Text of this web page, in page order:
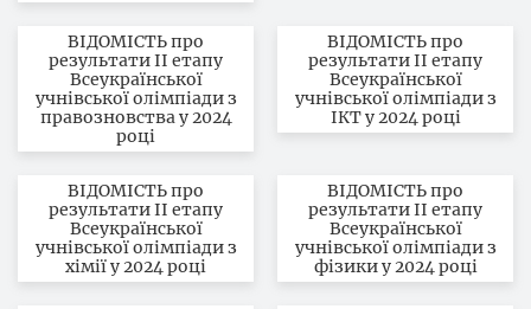
ВІДОМІСТЬ про
результати ІІ етапу
Всеукраїнської
учнівської олімпіади з
правозновства у 2024
році
ВІДОМІСТЬ про
результати ІІ етапу
Всеукраїнської
учнівської олімпіади з
ІКТ у 2024 році
ВІДОМІСТЬ про
результати ІІ етапу
Всеукраїнської
учнівської олімпіади з
хімії у 2024 році
ВІДОМІСТЬ про
результати ІІ етапу
Всеукраїнської
учнівської олімпіади з
фізики у 2024 році